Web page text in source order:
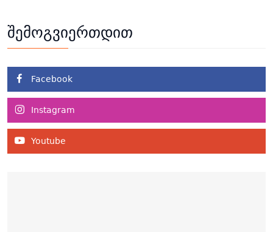
შემოგვიერთდით
Facebook
Instagram
Youtube